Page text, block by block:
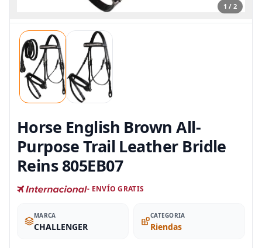
1 / 2
Horse English Brown All-
Purpose Trail Leather Bridle
Reins 805EB07
- ENVÍO GRATIS
MARCA
CHALLENGER
CATEGORIA
Riendas